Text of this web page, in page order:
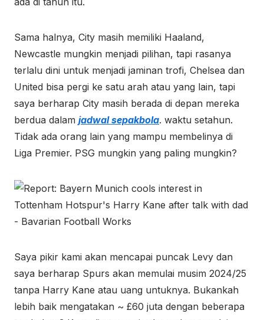
Sama halnya, City masih memiliki Haaland,
Newcastle mungkin menjadi pilihan, tapi rasanya
terlalu dini untuk menjadi jaminan trofi, Chelsea dan
United bisa pergi ke satu arah atau yang lain, tapi
saya berharap City masih berada di depan mereka
berdua dalam jadwal sepakbola. waktu setahun.
Tidak ada orang lain yang mampu membelinya di
Liga Premier. PSG mungkin yang paling mungkin?
Saya pikir kami akan mencapai puncak Levy dan
saya berharap Spurs akan memulai musim 2024/25
tanpa Harry Kane atau uang untuknya. Bukankah
lebih baik mengatakan ~ £60 juta dengan beberapa